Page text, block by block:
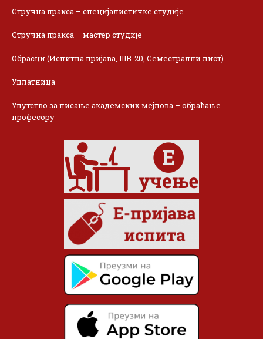
Стручна пракса – специјалистичке студије
Стручна пракса – мастер студије
Обрасци (Испитна пријава, ШВ-20, Семестрални лист)
Уплатница
Упутство за писање академских мејлова – обраћање
професору